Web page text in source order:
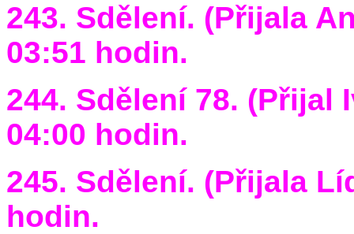
243. Sdělení. (Přijala
03:51 hodin.
244. Sdělení 78. (Přijal
04:00 hodin.
245. Sdělení. (Přijala
hodin.